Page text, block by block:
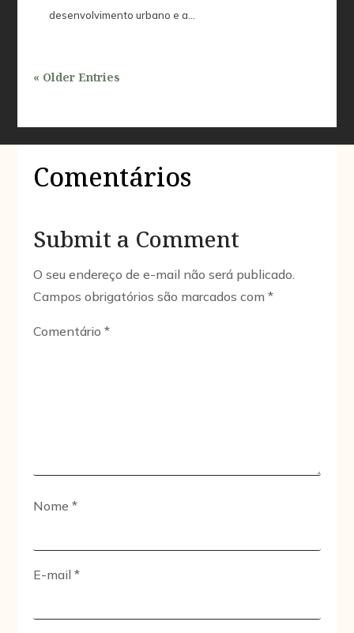
desenvolvimento urbano e a...
« Older Entries
Comentários
Submit a Comment
O seu endereço de e-mail não será publicado.
Campos obrigatórios são marcados com*
Comentário*
Nome*
E-mail*